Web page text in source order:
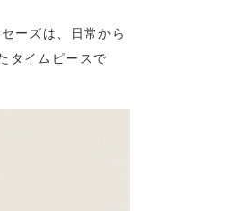
ーズは、日常から
タイムピースで